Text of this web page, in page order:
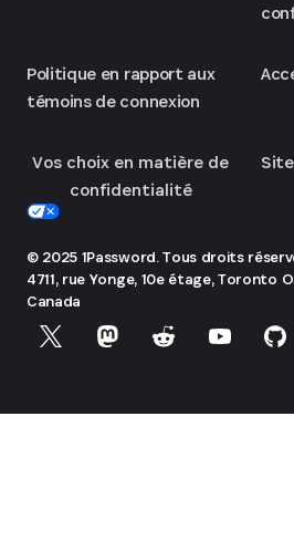
Politique en rapport aux
témoins de connexion
Vos choix en matière de
confidentialité
© 2025 1Password. Tous droits
4711, rue Yonge, 10e étage, Toronto
Canada